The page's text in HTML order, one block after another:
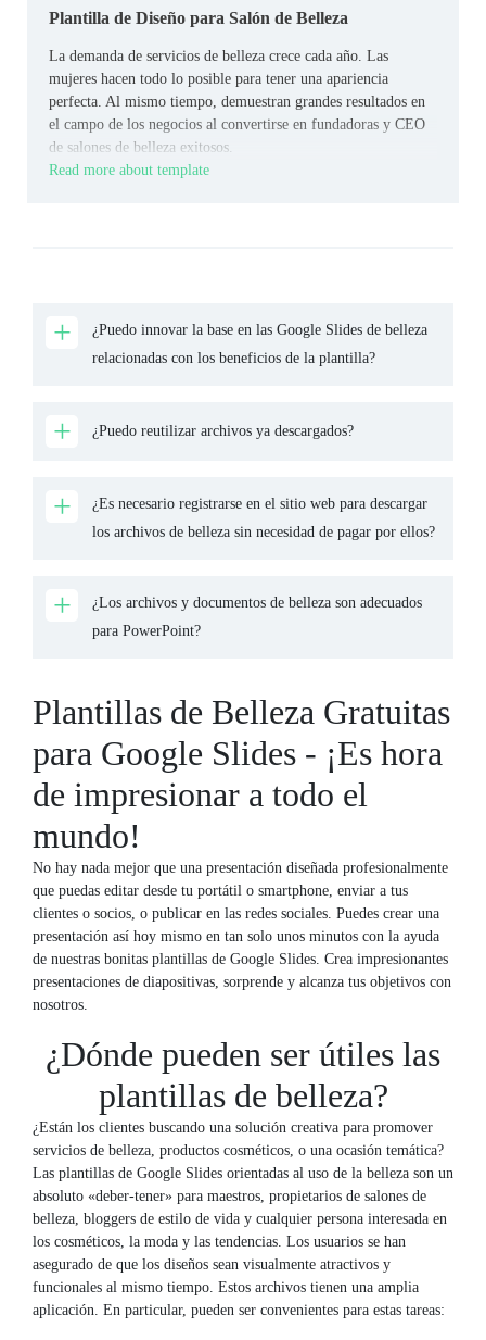
Plantilla de Diseño para Salón de Belleza
La demanda de servicios de belleza crece cada año. Las
mujeres hacen todo lo posible para tener una apariencia
perfecta. Al mismo tiempo, demuestran grandes resultados en
el campo de los negocios al convertirse en fundadoras y CEO
de salones de belleza exitosos.
Read more about template
¿Puedo innovar la base en las Google Slides de belleza
relacionadas con los beneficios de la plantilla?
¿Puedo reutilizar archivos ya descargados?
¿Es necesario registrarse en el sitio web para descargar
los archivos de belleza sin necesidad de pagar por ellos?
¿Los archivos y documentos de belleza son adecuados
para PowerPoint?
Plantillas de Belleza Gratuitas
para Google Slides - ¡Es hora
de impresionar a todo el
mundo!
No hay nada mejor que una presentación diseñada profesionalmente
que puedas editar desde tu portátil o smartphone, enviar a tus
clientes o socios, o publicar en las redes sociales. Puedes crear una
presentación así hoy mismo en tan solo unos minutos con la ayuda
de nuestras bonitas plantillas de Google Slides. Crea impresionantes
presentaciones de diapositivas, sorprende y alcanza tus objetivos con
nosotros.
¿Dónde pueden ser útiles las
plantillas de belleza?
¿Están los clientes buscando una solución creativa para promover
servicios de belleza, productos cosméticos, o una ocasión temática?
Las plantillas de Google Slides orientadas al uso de la belleza son un
absoluto «deber-tener» para maestros, propietarios de salones de
belleza, bloggers de estilo de vida y cualquier persona interesada en
los cosméticos, la moda y las tendencias. Los usuarios se han
asegurado de que los diseños sean visualmente atractivos y
funcionales al mismo tiempo. Estos archivos tienen una amplia
aplicación. En particular, pueden ser convenientes para estas tareas: